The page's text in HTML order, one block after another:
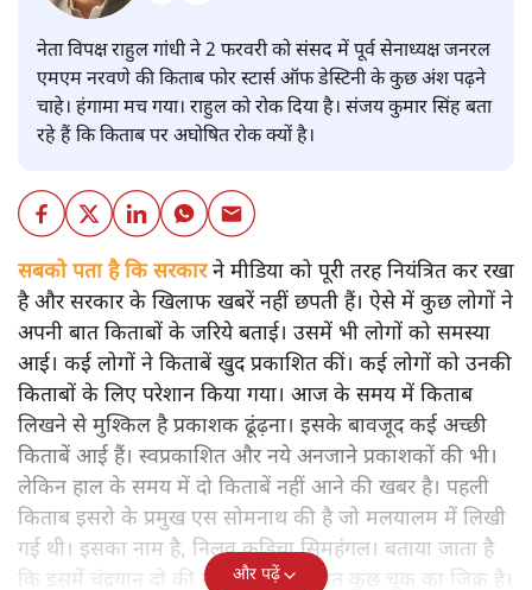
नेता विपक्ष राहुल गांधी ने 2 फरवरी को संसद में पूर्व सेनाध्यक्ष जनरल
एमएम नरवणे की किताब फोर स्टार्स ऑफ डेस्टिनी के कुछ अंश पढ़ने
चाहे। हंगामा मच गया। राहुल को रोक दिया है। संजय कुमार सिंह बता
रहे हैं कि किताब पर अघोषित रोक क्यों है।
सबको पता है कि सरकारने मीडिया को पूरी तरह नियंत्रित कर रखा
है और सरकार के खिलाफ खबरें नहीं छपती हैं। ऐसे में कुछ लोगों ने
अपनी बात किताबों के जरिये बताई। उसमें भी लोगों को समस्या
आई। कई लोगों ने किताबें खुद प्रकाशित कीं। कई लोगों को उनकी
किताबों के लिए परेशान किया गया। आज के समय में किताब
लिखने से मुश्किल है प्रकाशक ढूंढ़ना। इसके बावजूद कई अच्छी
किताबें आई हैं। स्वप्रकाशित और नये अनजाने प्रकाशकों की भी।
लेकिन हाल के समय में दो किताबें नहीं आने की खबर है। पहली
किताब इसरो के प्रमुख एस सोमनाथ की है जो मलयालम में लिखी
गई थी। इसका नाम है, निलवु कुडिचा सिमहंगल। बताया जाता है
कि इसमें चंद्रयान दो की नाकामी से संबंधित कुछ चूक का जिक्र है।
और पढ़ें